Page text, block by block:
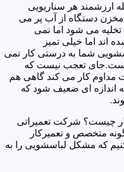
ارزشمند هر سناریویی
دستگاه از آب پر می
تخلیه می شود اما نمی
اند اما خیلی تمیز
شما به درستی کار نمی
است.جای تعجب نیست که
کار می کند گاهی هم
اندازه ای ضعیف شود که
چیست؟ شرکت تعمیراتی
متخصص و تعمیرکار
که مشکل لباسشویی را به